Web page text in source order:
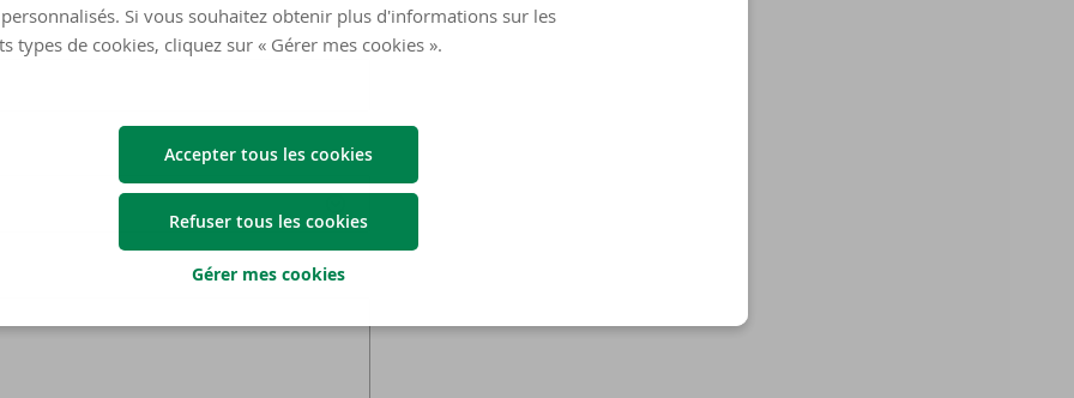
Si vous souhaitez obtenir plus d'informations sur les
types de cookies, cliquez sur « Gérer mes cookies ».
Accepter tous les cookies
Refuser tous les cookies
Gérer mes cookies